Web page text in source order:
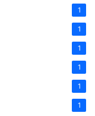
1
1
1
1
1
1